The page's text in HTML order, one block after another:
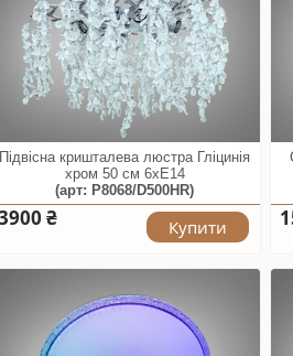
Підвісна кришталева люстра Гліцинія
хром 50 см 6xE14
(арт: P8068/D500HR)
₴ Купити